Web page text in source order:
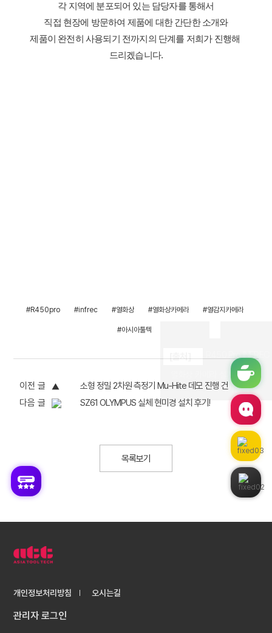
각 지역에 분포되어 있는 담당자를 통해서
직접 현장에 방문하여 제품에 대한 간단한 소개와
제품이 완전히 사용되기 전까지의 단계를 저희가 진행해
드리겠습니다.
#R450pro #infrec #열화상 #열화상카메라 #열감지카메라
#아시아툴텍
[출처]
R450 Pro INFREC
열화상 카메라 설치 후기!
작성자 아시아툴텍
이전 글
소형 정밀 2차원 측정기 Mu-Hite 데모 진행 건
다음 글
SZ61 OLYMPUS 실체 현미경 설치 후기!
목록보기
개인정보처리방침 오시는길
관리자 로그인